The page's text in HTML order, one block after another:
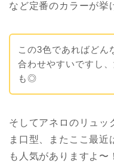
など定番のカラーが挙
この3色であればどん
合わせやすいですし
も◎
そしてアネロのリュッ
ま口型、またここ最近
も人気がありますよ〜！